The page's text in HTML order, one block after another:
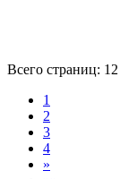
Всего страниц: 12
1
2
3
4
»